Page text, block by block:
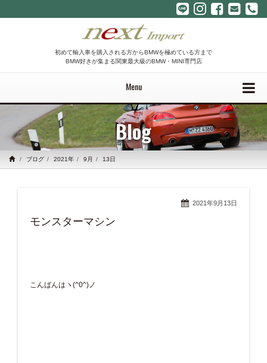
初めて輸入車を購入される方からBMWを極めている方まで
BMW好きが集まる関東最大級のBMW・MINI専門店
Menu
Blog
ブログ 2021年 9月 13日
2021年9月13日
モンスターマシン
こんばんはヽ(^0^)ノ